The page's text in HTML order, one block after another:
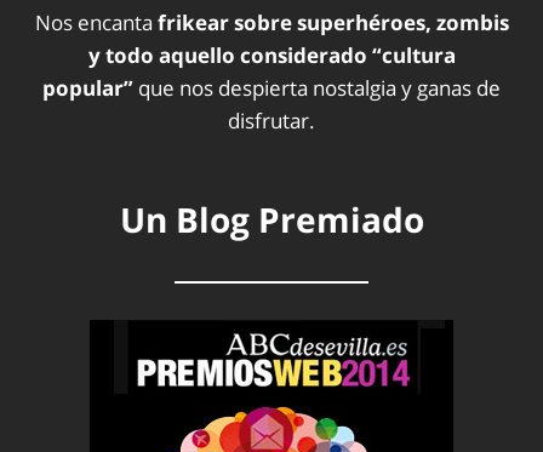
Nos encanta frikear sobre superhéroes, zombis
y todo aquello considerado “cultura
popular” que nos despierta nostalgia y ganas de
disfrutar.
Un Blog Premiado